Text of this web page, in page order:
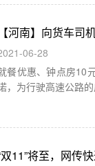
【河南】向货车司
06-28
餐优惠、钟点房10
，为行驶高速公路
双11”将至，网传